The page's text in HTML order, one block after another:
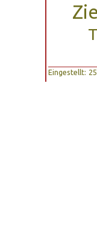
Eingestellt: